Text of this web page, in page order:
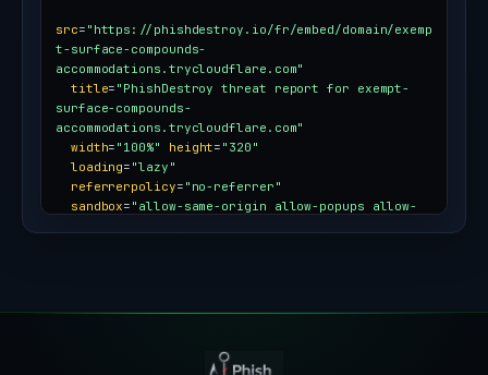
src= "https://phishdestroy.io/fr/embed/domain/exemp
t-surface-compounds-
accommodations.trycloudflare.com"
title= "PhishDestroy threat report for exempt-
surface-compounds-
accommodations.trycloudflare.com"
width= "100%" height= "320"
loading= "lazy"
referrerpolicy= "no-referrer"
sandbox= "allow-same-origin allow-popups allow-